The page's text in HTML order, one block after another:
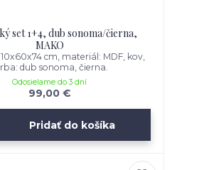
set 1+4, dub sonoma/čierna,
MAKO
cm, materiál: MDF, kov,
dub sonoma, čierna.
99,00 €
Odosielame do 3 dní
Pridať do košíka